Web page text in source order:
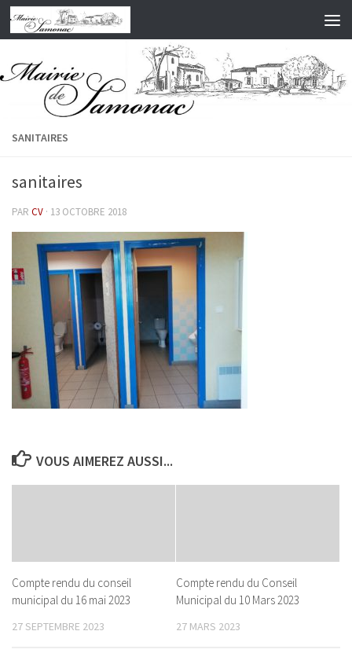
Skip to content
SANITAIRES
sanitaires
PAR CV · 13 OCTOBRE 2018
VOUS AIMEREZ AUSSI...
Compte rendu du conseil
municipal du 16 mai 2023
27 SEPTEMBRE 2023
Compte rendu du Conseil
Municipal du 10 Mars 2023
27 MARS 2023